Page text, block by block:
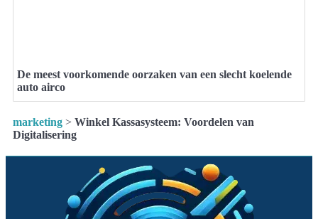
De meest voorkomende oorzaken van een slecht koelende
auto airco
marketing > Winkel Kassasysteem: Voordelen van
Digitalisering